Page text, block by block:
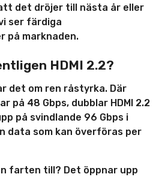
det dröjer till nästa år eller
ser färdiga
på marknaden.
HDMI 2.2?
det om ren råstyrka. Där
på 48 Gbps, dubblar HDMI 2.2
på svindlande 96 Gbps i
data som kan överföras per
farten till? Det öppnar upp